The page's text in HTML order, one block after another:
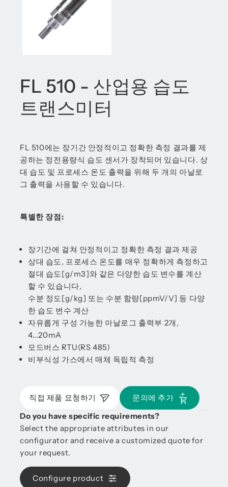
FL 510 - 산업용 습도
트랜스미터
FL 510에는 장기간 안정적이고 정확한 측정 결과를 제
공하는 정전용량식 습도 센서가 장착되어 있습니다. 상
대 습도 및 프로세스 온도 출력을 위해 두 개의 아날로
그 출력을 사용할 수 있습니다.
특별한 장점:
장기간에 걸쳐 안정적이고 정확한 측정 결과 제공
상대 습도, 프로세스 온도를 매우 정확하게 측정하고
절대 습도[g/m3]와 같은 다양한 습도 변수를 계산
할 수 있습니다,
수분 정도[g/kg] 또는 수분 함량[ppmV/V] 등 다양
한 습도 변수 계산
자유롭게 구성 가능한 아날로그 출력부 2개,
4...20mA
모드버스 RTU(RS 485)
비부식성 가스에서 매체 독립적 측정
직접 제품 요청하기
문의에 추가
Do you have specific requirements?
Select the appropriate attributes in our
configurator and receive a customized quote for
your request.
Configure product